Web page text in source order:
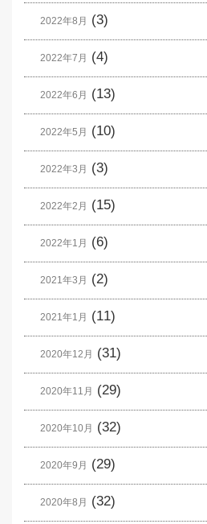
2022年8月 (3)
2022年7月 (4)
2022年6月 (13)
2022年5月 (10)
2022年3月 (3)
2022年2月 (15)
2022年1月 (6)
2021年3月 (2)
2021年1月 (11)
2020年12月 (31)
2020年11月 (29)
2020年10月 (32)
2020年9月 (29)
2020年8月 (32)